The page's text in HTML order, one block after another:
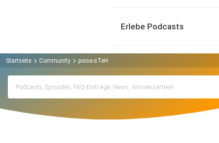
Erlebe Podcasts
Startseite Community poise-sTeH